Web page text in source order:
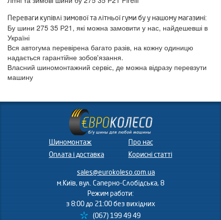
Переваги купівлі зимової та літньої гуми бу у нашому магазині:
Бу шини 275 35 Р21, які можна замовити у нас, найдешевші в
Україні
Вся автогума перевірена багато разів, на кожну одиницю
надається гарантійне зобов'язання.
Власний шиномонтажний сервіс, де можна відразу перевзути
машину
Шиномонтаж
Оплата і доставка
Про нас
Корисні статті
sales@eurokoleso.com.ua
м.Київ, вул. Саперно-Слобідська, 8
Режим работи:
з 8:00 до 21:00 без вихідних
(067) 199 49 49